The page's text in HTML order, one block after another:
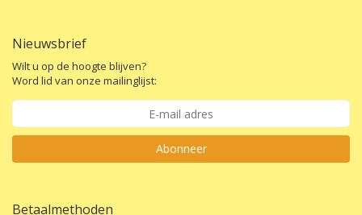
Nieuwsbrief
Wilt u op de hoogte blijven?
Word lid van onze mailinglijst:
Abonneer
Betaalmethoden